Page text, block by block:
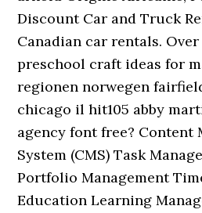
Discount Car and Truck
Canadian car rentals.
preschool craft ideas for
regionen norwegen
chicago il hit105 abby
agency font free? Content
System (CMS) Task
Portfolio Management
Education Learning